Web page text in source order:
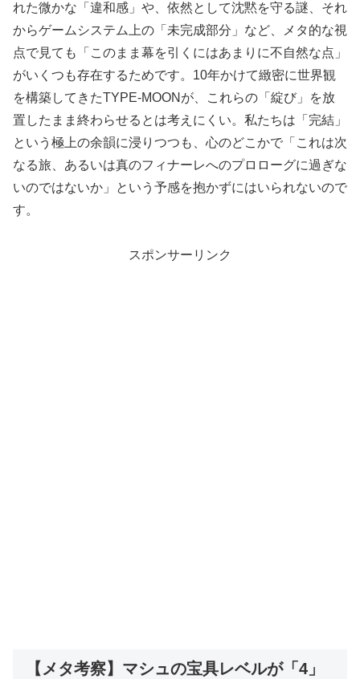
れた微かな「違和感」や、依然として沈黙を守る謎、それ
からゲームシステム上の「未完成部分」など、メタ的な視
点で見ても「このまま幕を引くにはあまりに不自然な点」
がいくつも存在するためです。10年かけて緻密に世界観
を構築してきたTYPE-MOONが、これらの「綻び」を放
置したまま終わらせるとは考えにくい。私たちは「完結」
という極上の余韻に浸りつつも、心のどこかで「これは次
なる旅、あるいは真のフィナーレへのプロローグに過ぎな
いのではないか」という予感を抱かずにはいられないので
す。
スポンサーリンク
【メタ考察】マシュの宝具レベルが「4」